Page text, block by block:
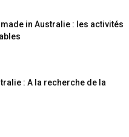
in Australie : les activités
: A la recherche de la